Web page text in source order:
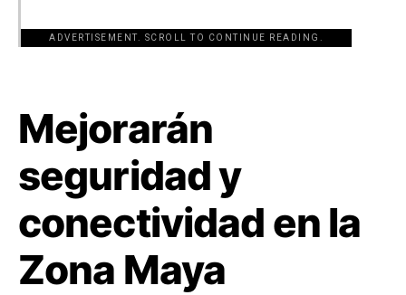
ADVERTISEMENT. SCROLL TO CONTINUE READING.
[adsforwp id="243463"]
Mejorarán
seguridad y
conectividad en la
Zona Maya